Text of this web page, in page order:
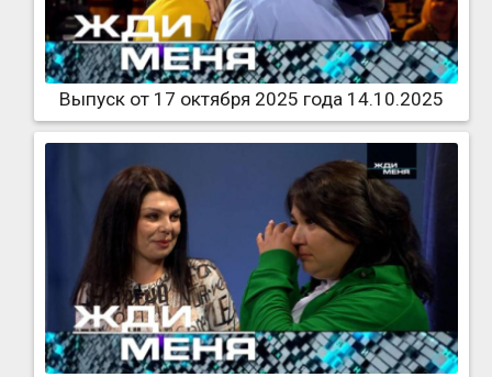
Выпуск от 17 октября 2025 года 14.10.2025